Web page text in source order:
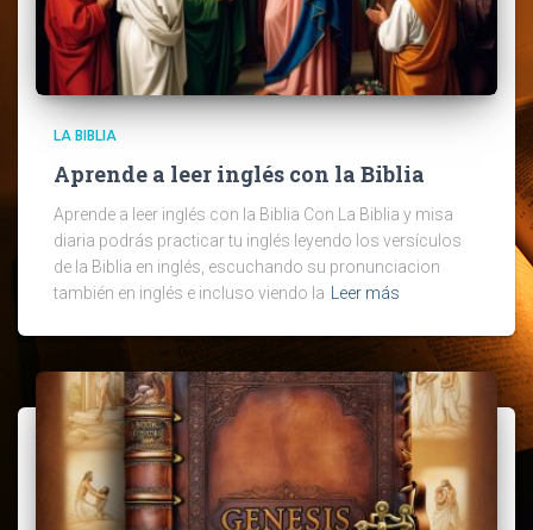
LA BIBLIA
Aprende a leer inglés con la Biblia
Aprende a leer inglés con la Biblia Con La Biblia y misa
diaria podrás practicar tu inglés leyendo los versículos
de la Biblia en inglés, escuchando su pronunciacion
también en inglés e incluso viendo la Leer más